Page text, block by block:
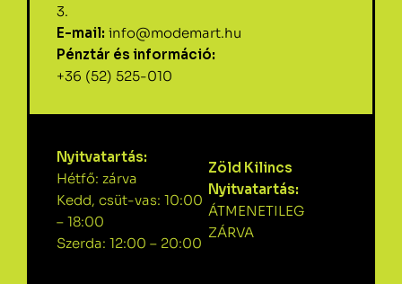
3.
E-mail: info@modemart.hu
Pénztár és információ:
+36 (52) 525-010
Nyitvatartás:
Hétfő: zárva
Kedd, csüt-vas: 10:00
– 18:00
Szerda: 12:00 – 20:00
Zöld Kilincs
Nyitvatartás:
ÁTMENETILEG
ZÁRVA